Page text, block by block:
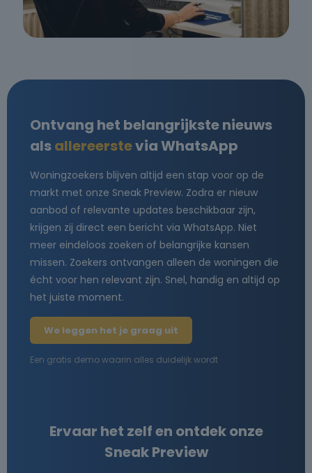
Ontvang het belangrijkste nieuws
alsallereerstevia WhatsApp
Woningzoekers blijven altijd een stap voor op de
markt met onze Sneak Preview. Zodra er nieuw
aanbod of relevante updates beschikbaar zijn,
krijgen zij direct een bericht via WhatsApp. Niet
meer eindeloos zoeken of belangrijke kansen
missen. Zoekers ontvangen alleen de woningen die
écht voor hen relevant zijn. Snel, handig en altijd op
het juiste moment.
We leggen het je graag uit
Een gratis demo waarin alles duidelijk wordt
Ervaar het zelf en ontdek onze
Sneak Preview